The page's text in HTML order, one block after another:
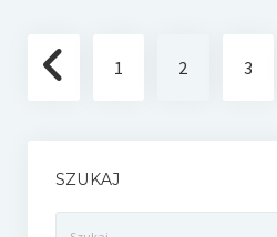
Stronicowanie
wpisów
1 2 3
SZUKAJ